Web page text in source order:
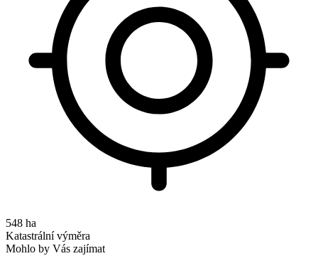
548 ha
Katastrální výměra
Mohlo by Vás zajímat